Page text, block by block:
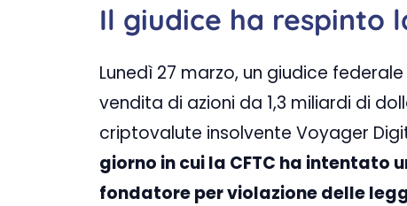
Il giudice ha respinto
Lunedì 27 marzo, un giudice
vendita di azioni da 1,3 miliardi di
criptovalute insolvente Voyager
giorno in cui la CFTC ha intentato
fondatore per violazione delle